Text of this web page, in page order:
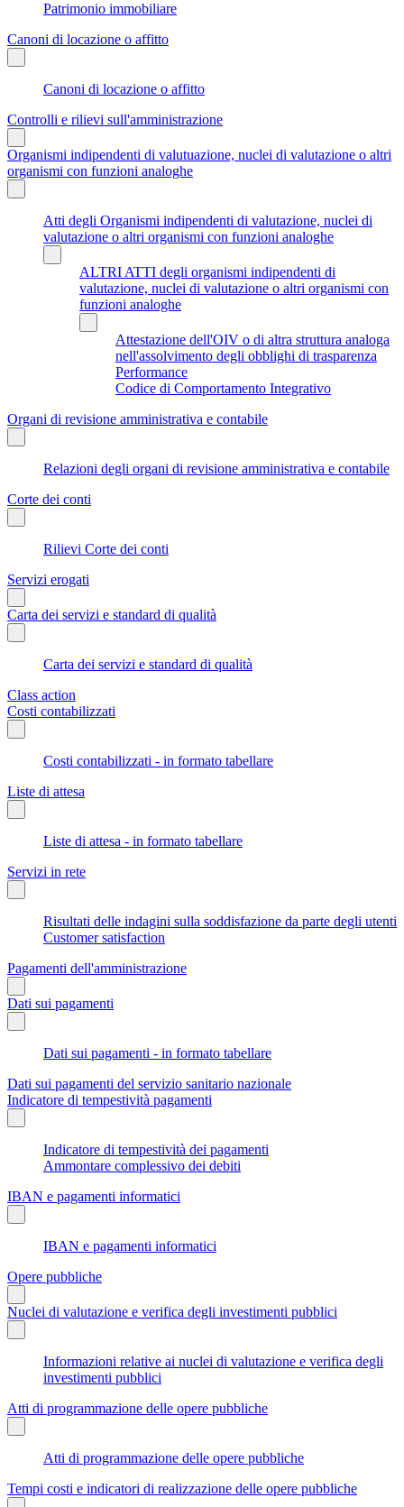
Patrimonio immobiliare
Canoni di locazione o affitto
Canoni di locazione o affitto
Controlli e rilievi sull'amministrazione
Organismi indipendenti di valutuazione, nuclei di valutazione o altri
organismi con funzioni analoghe
Atti degli Organismi indipendenti di valutazione, nuclei di
valutazione o altri organismi con funzioni analoghe
ALTRI ATTI degli organismi indipendenti di
valutazione, nuclei di valutazione o altri organismi con
funzioni analoghe
Attestazione dell'OIV o di altra struttura analoga
nell'assolvimento degli obblighi di trasparenza
Performance
Codice di Comportamento Integrativo
Organi di revisione amministrativa e contabile
Relazioni degli organi di revisione amministrativa e contabile
Corte dei conti
Rilievi Corte dei conti
Servizi erogati
Carta dei servizi e standard di qualità
Carta dei servizi e standard di qualità
Class action
Costi contabilizzati
Costi contabilizzati - in formato tabellare
Liste di attesa
Liste di attesa - in formato tabellare
Servizi in rete
Risultati delle indagini sulla soddisfazione da parte degli utenti
Customer satisfaction
Pagamenti dell'amministrazione
Dati sui pagamenti
Dati sui pagamenti - in formato tabellare
Dati sui pagamenti del servizio sanitario nazionale
Indicatore di tempestività pagamenti
Indicatore di tempestività dei pagamenti
Ammontare complessivo dei debiti
IBAN e pagamenti informatici
IBAN e pagamenti informatici
Opere pubbliche
Nuclei di valutazione e verifica degli investimenti pubblici
Informazioni relative ai nuclei di valutazione e verifica degli
investimenti pubblici
Atti di programmazione delle opere pubbliche
Atti di programmazione delle opere pubbliche
Tempi costi e indicatori di realizzazione delle opere pubbliche